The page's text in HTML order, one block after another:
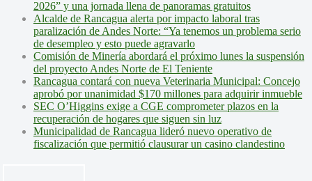
2026” y una jornada llena de panoramas gratuitos
Alcalde de Rancagua alerta por impacto laboral tras
paralización de Andes Norte: “Ya tenemos un problema serio
de desempleo y esto puede agravarlo
Comisión de Minería abordará el próximo lunes la suspensión
del proyecto Andes Norte de El Teniente
Rancagua contará con nueva Veterinaria Municipal: Concejo
aprobó por unanimidad $170 millones para adquirir inmueble
SEC O’Higgins exige a CGE comprometer plazos en la
recuperación de hogares que siguen sin luz
Municipalidad de Rancagua lideró nuevo operativo de
fiscalización que permitió clausurar un casino clandestino